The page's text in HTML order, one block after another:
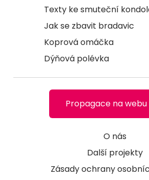
Texty ke smuteční
Jak se zbavit bradavic
Koprová omáčka
Dýňová polévka
O nás
Další projekty
Zásady ochrany
Propagace na webu